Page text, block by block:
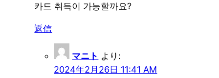
카드 취득이 가능할까요?
返信
マニト より:
2024年2月26日 11:41 AM